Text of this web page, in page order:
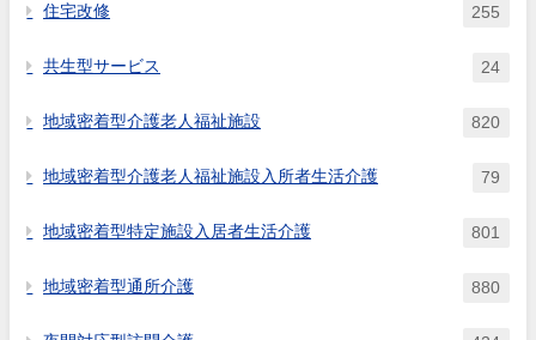
住宅改修 255
共生型サービス 24
地域密着型介護老人福祉施設 820
地域密着型介護老人福祉施設入所者生活介護 79
地域密着型特定施設入居者生活介護 801
地域密着型通所介護 880